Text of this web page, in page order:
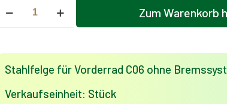
C06
ohne
Menge
Zum Warenkorb
Stahlfelge für Vorderrad C06 ohne
Verkaufseinheit: Stück